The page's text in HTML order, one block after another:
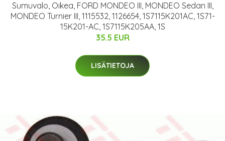
Sumuvalo, Oikea, FORD MONDEO III, MONDEO Sedan III,
MONDEO Turnier III, 1115532, 1126654, 1S7115K201AC, 1S71-
15K201-AC, 1S7115K205AA, 1S
35.5 EUR
LISÄTIETOJA